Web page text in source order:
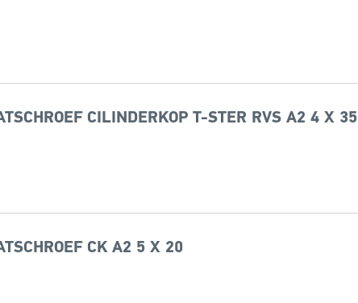
CILINDERKOP T-STER RVS A2 4 X 35
CK A2 5 X 20